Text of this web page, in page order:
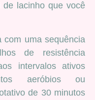
lacinho que você
com uma sequência
de resistência
intervalos ativos
aeróbios ou
de 30 minutos